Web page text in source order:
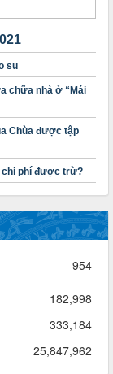
tài sản công
công đoàn
ngân sách
Tổng
su
chữa nhà ở “Mái
Chùa được tập
chi phí được trừ?
954
182,998
333,184
25,847,962